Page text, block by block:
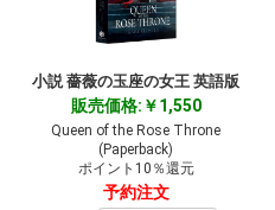
小説 薔薇の玉座の女王 英語版
販売価格:￥1,550
Queen of the Rose Throne
(Paperback)
ポイント10％還元
予約注文